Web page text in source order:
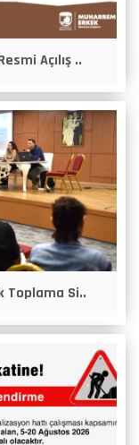
Açılış ..
Toplama Si..